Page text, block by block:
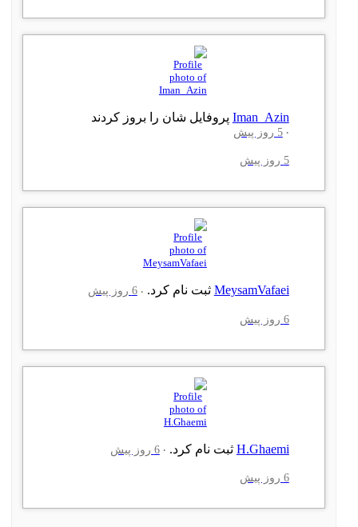
Iman_Azinپروفایل شان را بروز کردند
5 روز پیش
5 روز پیش
MeysamVafaeiثبت نام کرد. 6 روز پیش
6 روز پیش
H.Ghaemiثبت نام کرد. 6 روز پیش
6 روز پیش